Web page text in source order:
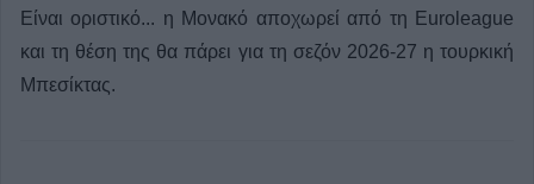
Είναι οριστικό... η Μονακό αποχωρεί από τη Euroleague
και τη θέση της θα πάρει για τη σεζόν 2026-27 η τουρκική
Μπεσίκτας.